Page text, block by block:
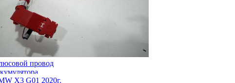
провод
X3 G01 2020г.